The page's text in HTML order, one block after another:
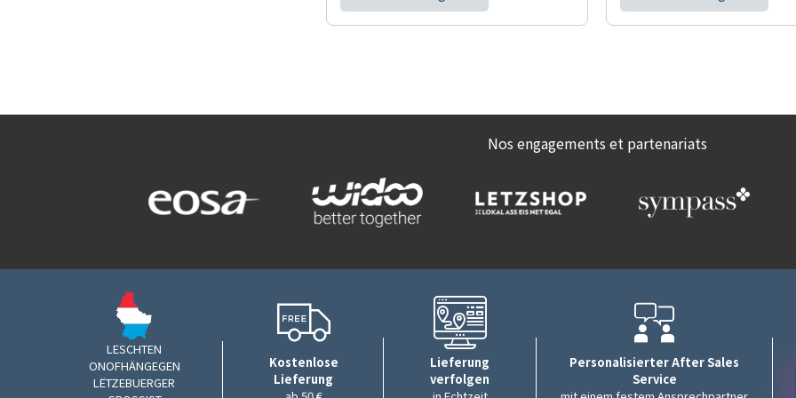
Nos engagements et partenariats
LESCHTEN
ONOFHÄNGEGEN
LËTZEBUERGER
Kostenlose
Lieferung
Lieferung
verfolgen
Personalisierter After Sales
Service